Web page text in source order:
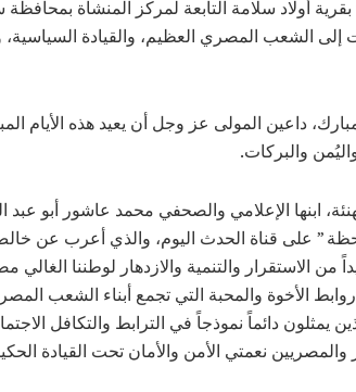
أولاد سلامة التابعة لمركز المنشاة
إلى الشعب المصري العظيم، والقيادة السياسية،
داعين المولى عز وجل أن يعيد هذه الأيام
والبركات.
ابنها الإعلامي والصحفي محمد عاشور أبو عبد
” على قناة الحدث اليوم، والذي أعرب عن
من الاستقرار والتنمية والازدهار لوطننا الغالي
روابط الأخوة والمحبة التي تجمع أبناء الشعب
يمثلون دائماً نموذجاً في الترابط والتكافل
نعمتي الأمن والأمان تحت القيادة